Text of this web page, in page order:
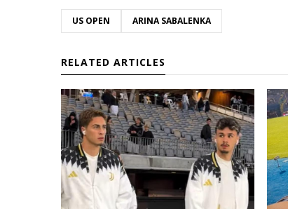
US OPEN ARINA SABALENKA
RELATED ARTICLES